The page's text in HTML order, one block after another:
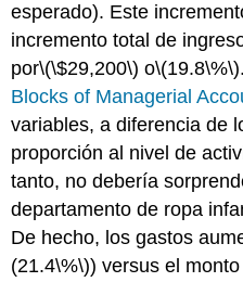
esperado). Este
incremento total de
por\(\$29,200\) o\(19.8\%\)
Blocks of Managerial
variables, a diferencia de
proporción al nivel de
tanto, no debería
departamento de ropa
De hecho, los gastos
(21.4\%\)) versus el